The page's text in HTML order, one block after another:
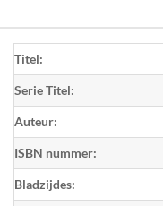
Titel:
Serie Titel:
Auteur:
ISBN nummer:
Bladzijdes: